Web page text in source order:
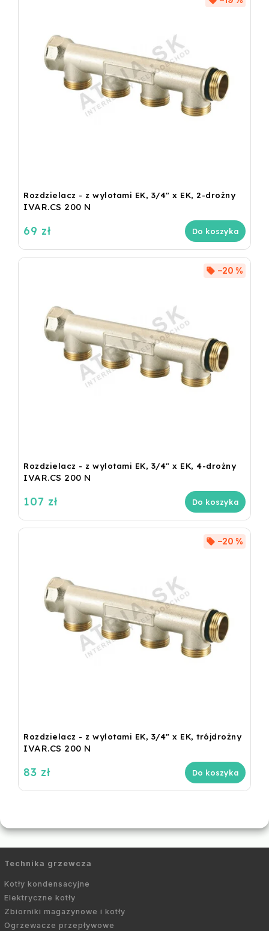
Rozdzielacz - z wylotami EK, 3/4" x EK, 2-drożny
IVAR.CS 200 N
69 zł Do koszyka
Rozdzielacz - z wylotami EK, 3/4" x EK, 4-drożny
IVAR.CS 200 N
–20 %
107 zł Do koszyka
Rozdzielacz - z wylotami EK, 3/4" x EK, trójdrożny
IVAR.CS 200 N
–20 %
83 zł Do koszyka
Technika grzewcza
Kotły kondensacyjne
Elektryczne kotły
Zbiorniki magazynowe i kotły
Ogrzewacze przepływowe